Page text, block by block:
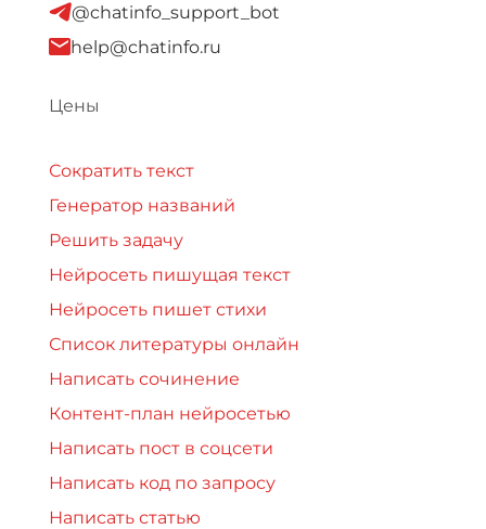
@chatinfo_support_bot
help@chatinfo.ru
Цены
Сократить текст
Генератор названий
Решить задачу
Нейросеть пишущая текст
Нейросеть пишет стихи
Список литературы онлайн
Написать сочинение
Контент-план нейросетью
Написать пост в соцсети
Написать код по запросу
Написать статью